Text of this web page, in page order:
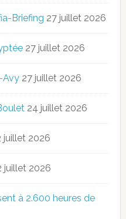
Briefing 27 juillet 2026
27 juillet 2026
Avy 27 juillet 2026
24 juillet 2026
juillet 2026
juillet 2026
à 2.600 heures de